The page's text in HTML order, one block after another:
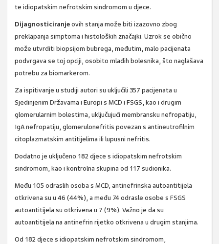
te idiopatskim nefrotskim sindromom u djece.
Dijagnosticiranjeovih stanja može biti izazovno zbog
preklapanja simptoma i histoloških značajki. Uzrok se obično
može utvrditi biopsijom bubrega, međutim, malo pacijenata
podvrgava se toj opciji, osobito mlađih bolesnika, što naglašava
potrebu za biomarkerom.
Za ispitivanje u studiji autori su uključili 357 pacijenata u
Sjedinjenim Državama i Europi s MCD i FSGS, kao i drugim
glomerularnim bolestima, uključujući membransku nefropatiju,
IgA nefropatiju, glomerulonefritis povezan s antineutrofilnim
citoplazmatskim antitijelima ili lupusni nefritis.
Dodatno je uključeno 182 djece s idiopatskim nefrotskim
sindromom, kao i kontrolna skupina od 117 sudionika.
Među 105 odraslih osoba s MCD, antinefrinska autoantitijela
otkrivena su u 46 (44%), a među 74 odrasle osobe s FSGS
autoantitijela su otkrivena u 7 (9%). Važno je da su
autoantitijela na antinefrin rijetko otkrivena u drugim stanjima.
Od 182 djece s idiopatskim nefrotskim sindromom,